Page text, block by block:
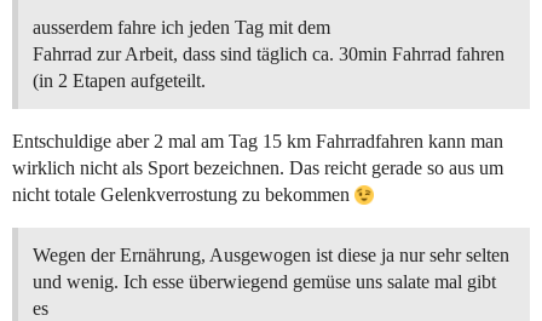
ausserdem fahre ich jeden Tag mit dem
Fahrrad zur Arbeit, dass sind täglich ca. 30min Fahrrad fahren
(in 2 Etapen aufgeteilt.
Entschuldige aber 2 mal am Tag 15 km Fahrradfahren kann man
wirklich nicht als Sport bezeichnen. Das reicht gerade so aus um
nicht totale Gelenkverrostung zu bekommen
Wegen der Ernährung, Ausgewogen ist diese ja nur sehr selten
und wenig. Ich esse überwiegend gemüse uns salate mal gibt
es